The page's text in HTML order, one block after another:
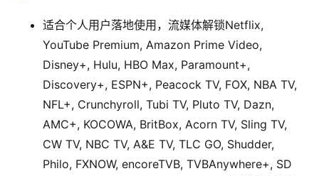
适合个人用户落地使用，流媒体解锁Netflix,
YouTube Premium, Amazon Prime Video,
Disney+, Hulu, HBO Max, Paramount+,
Discovery+, ESPN+, Peacock TV, FOX, NBA TV,
NFL+, Crunchyroll, Tubi TV, Pluto TV, Dazn,
AMC+, KOCOWA, BritBox, Acorn TV, Sling TV,
CW TV, NBC TV, A&E TV, TLC GO, Shudder,
Philo, FXNOW, encoreTVB, TVBAnywhere+, SD